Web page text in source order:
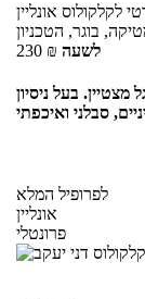
לקלקולוס אונליין
בוגר, הטכניון
230 ₪ לשעה
בעל ניסיון
לפרופיל המלא
אונליין
פרונטלי